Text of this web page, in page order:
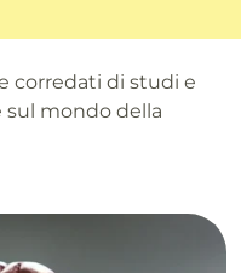
corredati di studi e
sul mondo della